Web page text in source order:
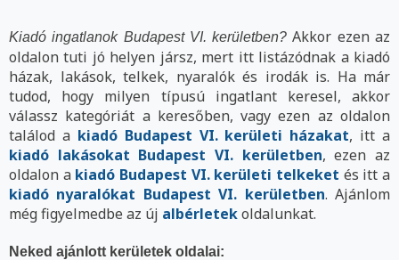
Kiadó ingatlanok Budapest VI. kerületben? Akkor ezen az
oldalon tuti jó helyen jársz, mert itt listázódnak a kiadó
házak, lakások, telkek, nyaralók és irodák is. Ha már
tudod, hogy milyen típusú ingatlant keresel, akkor
válassz kategóriát a keresőben, vagy ezen az oldalon
találod a kiadó Budapest VI. kerületi házakat, itt a
kiadó lakásokat Budapest VI. kerületben, ezen az
oldalon a kiadó Budapest VI. kerületi telkeket és itt a
kiadó nyaralókat Budapest VI. kerületben. Ajánlom
még figyelmedbe az új albérletekoldalunkat.
Neked ajánlott kerületek oldalai: